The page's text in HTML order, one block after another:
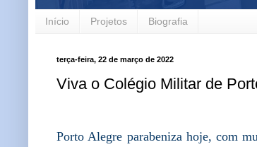
Início Projetos Biografia
terça-feira, 22 de março de 2022
Viva o Colégio Militar de
Porto Alegre parabeniza hoje, com